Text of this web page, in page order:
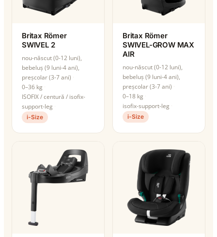
Britax Römer
SWIVEL 2
nou-născut (0-12 luni),
bebeluș (9 luni-4 ani),
preșcolar (3-7 ani)
0–36 kg
ISOFIX / centură / isofix-
support-leg
i-Size
Britax Römer
SWIVEL-GROW MAX
AIR
nou-născut (0-12 luni),
bebeluș (9 luni-4 ani),
preșcolar (3-7 ani)
0–18 kg
isofix-support-leg
i-Size